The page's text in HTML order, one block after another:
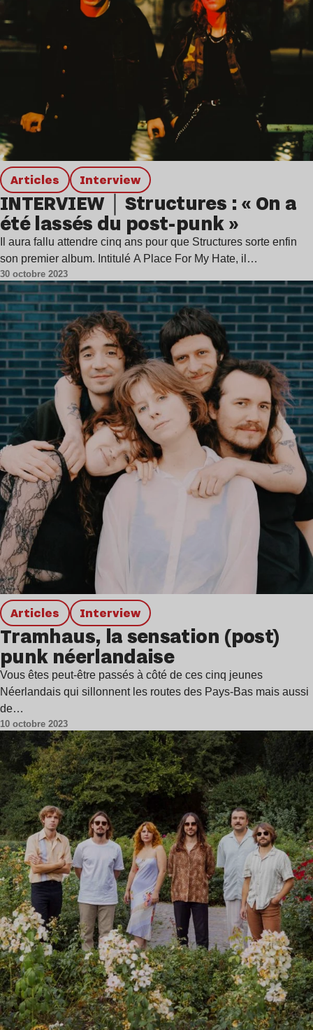
Articles interview
INTERVIEW｜Structures : « On a
été lassés du post-punk »
Il aura fallu attendre cinq ans pour que Structures sorte enfin
son premier album. Intitulé A Place For My Hate, il…
30 octobre 2023
Articles interview
Tramhaus, la sensation (post)
punk néerlandaise
Vous êtes peut-être passés à côté de ces cinq jeunes
Néerlandais qui sillonnent les routes des Pays-Bas mais aussi
de…
10 octobre 2023